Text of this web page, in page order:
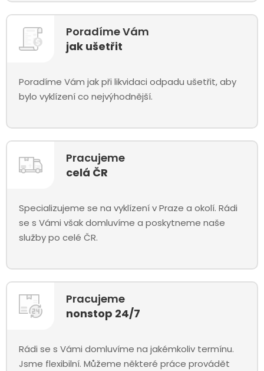
Poradíme Vám
jak ušetřit
Poradíme Vám jak při likvidaci odpadu ušetřit, aby
bylo vyklízení co nejvýhodnější.
Pracujeme
celá ČR
Specializujeme se na vyklízení v Praze a okolí. Rádi
se s Vámi však domluvíme a poskytneme naše
služby po celé ČR.
Pracujeme
nonstop 24/7
Rádi se s Vámi domluvíme na jakémkoliv termínu.
Jsme flexibilní. Můžeme některé práce provádět